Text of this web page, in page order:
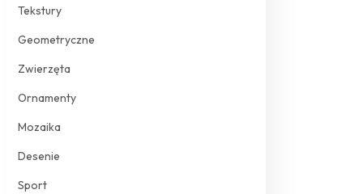
Tekstury
Geometryczne
Zwierzęta
Ornamenty
Mozaika
Desenie
Sport